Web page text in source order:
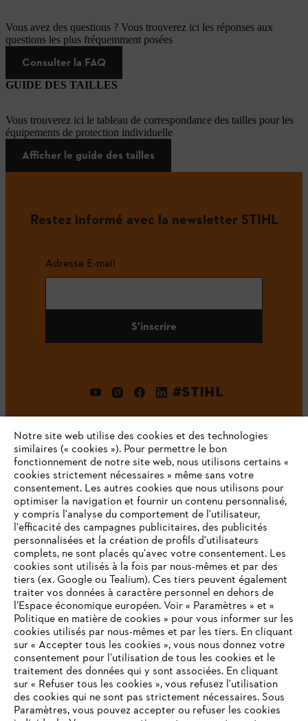
Vous avez des questions ? Vous trouverez ici les réponses aux
questions les plus fréquemment posées
Consulter la FAQ
GUIDE DES TAILLES
Vous trouverez ici le tableau de correspondance des tailles pour les
équipements de protection individuelle
Afficher le guide des tailles
Restez informé avec la newsletter STIHL
Adresse E-mail
S'inscrire
#STIHL
L'Entreprise
STIHL FAQ
Contact
Politique de protection des données
VOTRE NAVIGATEUR INTERNET
N'EST PLUS PRIS EN CHARGE
Notre site web utilise des cookies et des technologies
similaires (« cookies »). Pour permettre le bon
fonctionnement de notre site web, nous utilisons certains «
cookies strictement nécessaires » même sans votre
consentement. Les autres cookies que nous utilisons pour
optimiser la navigation et fournir un contenu personnalisé,
y compris l'analyse du comportement de l'utilisateur,
l'efficacité des campagnes publicitaires, des publicités
personnalisées et la création de profils d'utilisateurs
complets, ne sont placés qu'avec votre consentement. Les
cookies sont utilisés à la fois par nous-mêmes et par des
tiers (ex. Google ou Tealium). Ces tiers peuvent également
traiter vos données à caractère personnel en dehors de
l’Espace économique européen. Voir « Paramètres » et «
Politique en matière de cookies » pour vous informer sur les
cookies utilisés par nous-mêmes et par les tiers. En cliquant
sur « Accepter tous les cookies », vous nous donnez votre
consentement pour l’utilisation de tous les cookies et le
traitement des données qui y sont associées. En cliquant
sur « Refuser tous les cookies », vous refusez l'utilisation
des cookies qui ne sont pas strictement nécessaires. Sous
Paramètres, vous pouvez accepter ou refuser les cookies